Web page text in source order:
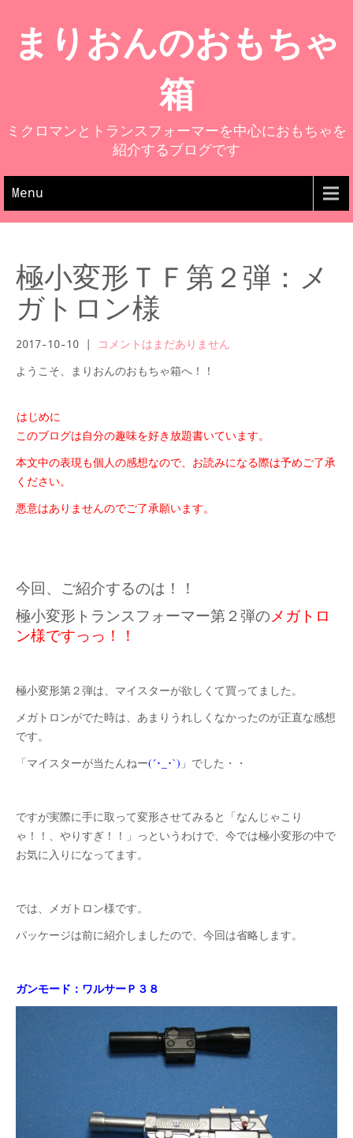
まりおんのおもちゃ
箱
ミクロマンとトランスフォーマーを中心におもちゃを
紹介するブログです
Menu
極小変形ＴＦ第２弾：メ
ガトロン様
2017-10-10 コメントはまだありません
ようこそ、まりおんのおもちゃ箱へ！！
はじめに
このブログは自分の趣味を好き放題書いています。
本文中の表現も個人の感想なので、 お読みになる際は予めご了承
ください。
悪意はありませんのでご了承願います。
今回、ご紹介するのは！！
極小変形トランスフォーマー第２弾の メガトロ
ン様ですっっ！！
極小変形第２弾は、マイスターが欲しくて買ってました。
メガトロンがでた時は、あまりうれしく なかったのが正直な感想
です。
「マイスターが当たんねー(´･_･`) 」でした・・
ですが実際に手に取って変形させてみると
「なんじゃこり
ゃ！！、やりすぎ！！」
っというわけで、今では極小変形の中で
お気に入りになってます。
では、メガトロン様です。
パッケージは前に紹介しましたので、 今回は省略します。
ガンモード：ワルサーＰ３８